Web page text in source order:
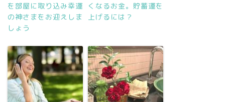
を部屋に取り込み幸運
の神さまをお迎えしま
しょう
くなるお金。貯蓄運を
上げるには？